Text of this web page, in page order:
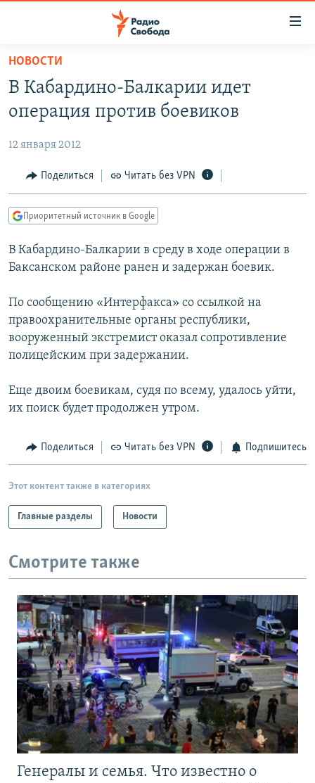
упрощенного
доступа
основному
Вернутся
главной
навигации
Вернутся
ПРОГРАММЫ
ПОДКАСТЫ
АВТОРСКИЕ ПРОЕКТЫ
ЦИТАТЫ СВОБОДЫ
МНЕНИЯ
IDEL.РЕАЛИИ
КАВКАЗ.РЕАЛИИ
СЕВЕР.РЕАЛИИ
СИБИРЬ.РЕАЛИИ
РАСПИСАНИЕ ВЕЩАНИЯ
ПОДПИШИТЕСЬ НА РАССЫЛКУ
СОЦИАЛЬНЫЕ СЕТИ
Все сайты РСЕ/РС
НОВОСТИ
В Кабардино-Балкарии идет
операция против боевиков
12 января 2012
Поделиться Читать без VPN
Приоритетный источник в Google
В Кабардино-Балкарии в среду в ходе операции в
Баксанском районе ранен и задержан боевик.
По сообщению «Интерфакса» со ссылкой на
правоохранительные органы республики,
вооруженный экстремист оказал сопротивление
полицейским при задержании.
Еще двоим боевикам, судя по всему, удалось уйти,
их поиск будет продолжен утром.
Поделиться Читать без VPN Подпишитесь
Этот контент также в категориях
Главные разделы Новости
Смотрите также
Генералы и семья. Что известно о